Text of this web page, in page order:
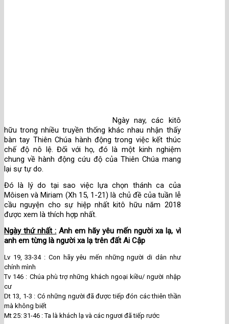
Ngày nay, các kitô
hữu trong nhiều truyền thống khác nhau nhận thấy
bàn tay Thiên Chúa hành động trong việc kết thúc
chế độ nô lệ. Đối với họ, đó là một kinh nghiệm
chung về hành động cứu độ của Thiên Chúa mang
lại sự tự do.
Đó là lý do tại sao việc lựa chọn thánh ca của
Môisen và Miriam (Xh 15, 1-21) là chủ đề của tuần lễ
cầu nguyện cho sự hiệp nhất kitô hữu năm 2018
được xem là thích hợp nhất.
Ngày thứ nhất : Anh em hãy yêu mến người xa lạ, vì
anh em từng là người xa lạ trên đất Ai Cập
Lv 19, 33-34 : Con hãy yêu mến những người di dân như
chính mình
Tv 146 : Chúa phù trợ những khách ngoại kiều/ người nhập
cư
Dt 13, 1-3 : Có những người đã được tiếp đón các thiên thần
mà không biết
Mt 25: 31-46 : Ta là khách lạ và các ngươi đã tiếp rước